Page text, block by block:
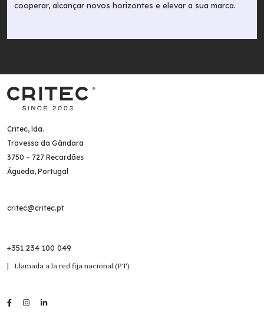
cooperar, alcançar novos horizontes e elevar a sua marca.
Critec, lda.
Travessa da Gândara
3750 – 727 Recardães
Águeda, Portugal
critec@critec.pt
+351 234 100 049
| Llamada a la red fija nacional (PT)